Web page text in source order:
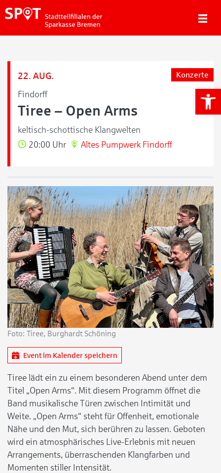
22. AUG.
Findorff
Konzerte
Tiree – Open Arms
keltisch-schottische Klangwelten
20:00 Uhr
Altes Pumpwerk Findorff
Foto: Tiree, Burghardt Schöning
Event im Kalender speichern
Tiree lädt ein zu einem besonderen Abend unter dem
Titel „Open Arms“. Mit diesem Programm öffnet die
Band musikalische Türen zwischen Intimität und
Weite. „Open Arms“ steht für Offenheit, emotionale
Nähe und den Mut, sich berühren zu lassen. Geboten
wird ein atmosphärisches Live-Erlebnis mit neuen
Arrangements, überraschenden Klangfarben und
Momenten stiller Intensität.